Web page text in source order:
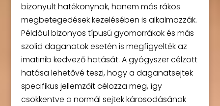
bizonyult hatékonynak, hanem más rákos
megbetegedések kezelésében is alkalmazzák.
Például bizonyos típusú gyomorrákok és más
szolid daganatok esetén is megfigyelték az
imatinib kedvező hatását. A gyógyszer célzott
hatása lehetővé teszi, hogy a daganatsejtek
specifikus jellemzőit célozza meg, így
csökkentve a normál sejtek károsodásának